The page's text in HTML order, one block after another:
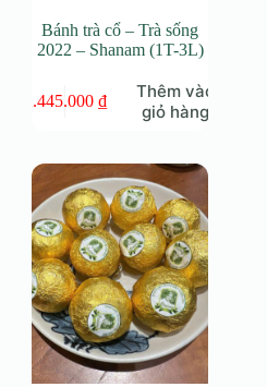
Bánh trà cổ – Trà sống
2022 – Shanam (1T-3L)
2.445.000 ₫
Thêm vào
giỏ hàng